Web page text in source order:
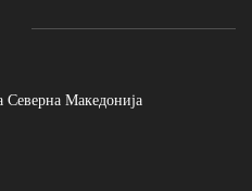
Македонија